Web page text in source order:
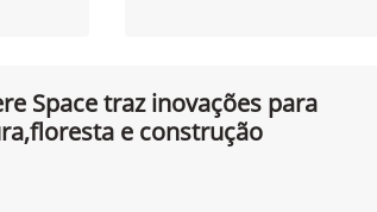
Space traz inovações para
e construção